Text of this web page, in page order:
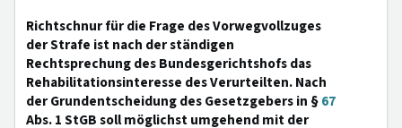
Richtschnur für die Frage des Vorwegvollzuges
der Strafe ist nach der ständigen
Rechtsprechung des Bundesgerichtshofs das
Rehabilitationsinteresse des Verurteilten. Nach
der Grundentscheidung des Gesetzgebers in §67
Abs. 1 StGB soll möglichst umgehend mit der